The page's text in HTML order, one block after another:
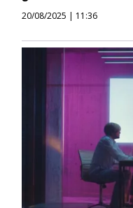
20/08/2025 | 11:36